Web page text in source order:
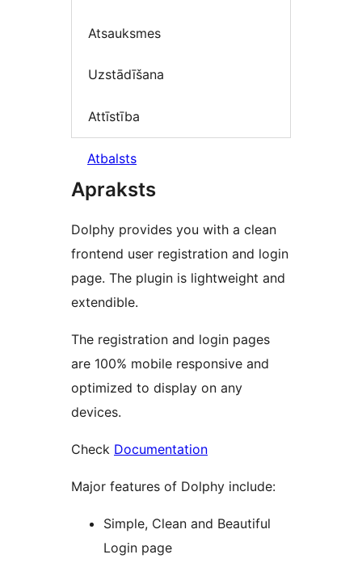
Atsauksmes
Uzstādīšana
Attīstība
Atbalsts
Apraksts
Dolphy provides you with a clean
frontend user registration and login
page. The plugin is lightweight and
extendible.
The registration and login pages
are 100% mobile responsive and
optimized to display on any
devices.
Check Documentation
Major features of Dolphy include:
Simple, Clean and Beautiful
Login page